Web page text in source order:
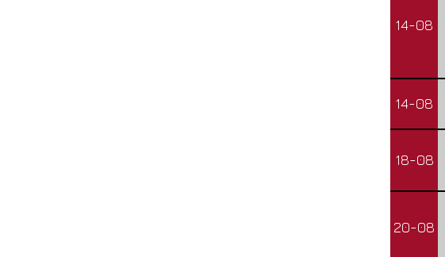
14-08
14-08
18-08
20-08